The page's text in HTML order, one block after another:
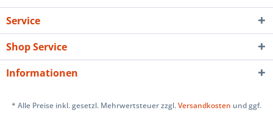
Service
Shop Service
Informationen
* Alle Preise inkl. gesetzl. Mehrwertsteuer zzgl.Versandkosten und ggf.